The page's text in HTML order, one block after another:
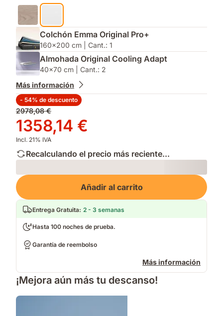
esfuerzo.
alérgenos¹
durmientes
sensibles.Colchón Emma Original Pro+
160x200 cm | Cant.: 1
Almohada Original Cooling Adapt
40x70 cm | Cant.: 2
Más información
- 54% de descuento
Precio
original
2978,08 €
2978,08 €
Precio
1358,14 €
1358,14 €
Incl. 21% IVA
Recalculando el precio más reciente...
Loading
Añadir al carrito
Entrega Gratuita: 2 - 3 semanas
Hasta 100 noches de prueba.
Garantía de reembolso
Más información
¡Mejora aún más tu descanso!